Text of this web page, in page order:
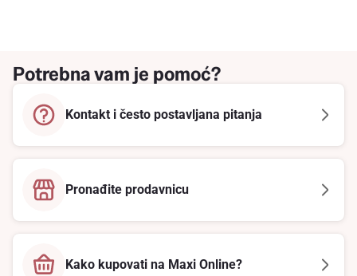
Potrebna vam je pomoć?
Kontakt i često postavljana pitanja
Pronađite prodavnicu
Kako kupovati na Maxi Online?